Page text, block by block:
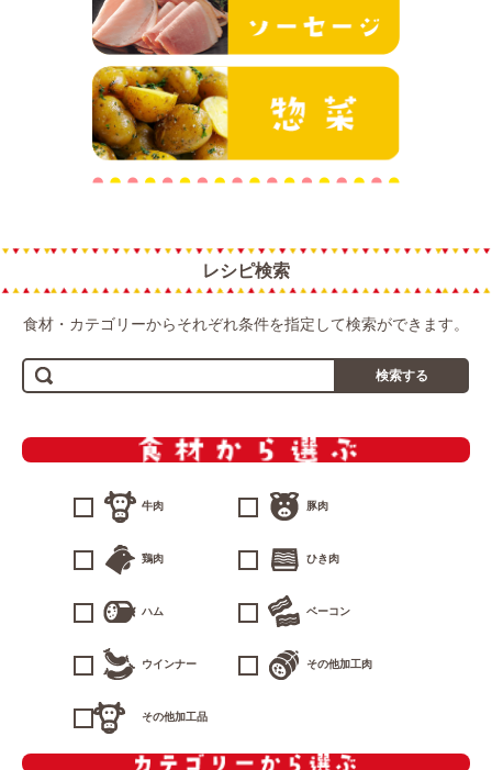
レシピ検索
食材・カテゴリーからそれぞれ条件を指定して検索ができます。
検索する
牛肉 豚肉
鶏肉 ひき肉
ハム ベーコン
ウインナー その他加工肉
その他加工品